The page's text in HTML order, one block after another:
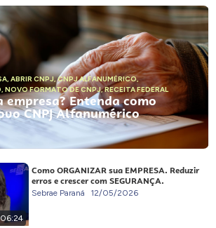
, ABRIR CNPJ,CNPJ ALFANUMÉRICO,
, NOVO FORMATO DE CNPJ,RECEITA FEDERAL
empresa? Entenda como
CNPJ Alfanumérico
06:24
Como ORGANIZAR sua EMPRESA. Reduzir
erros e crescer com SEGURANÇA.
Sebrae Paraná 12/05/2026